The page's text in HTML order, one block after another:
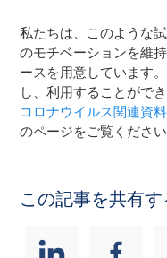
私たちは、このような
のモチベーションを維
ースを用意しています
し、利用することができ
コロナウイルス関連資料
のページをご覧ください
この記事を共有す